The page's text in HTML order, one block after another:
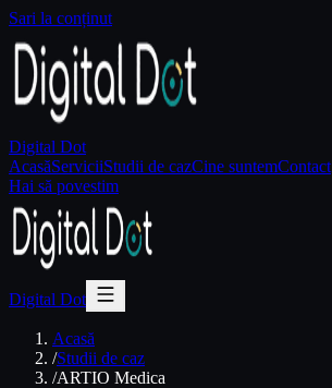
Sari la conținut
Digital Dot
AcasăServiciiStudii de cazCine suntemContact
Hai să povestim
Digital Dot
Acasă
/Studii de caz
/ARTIO Medica